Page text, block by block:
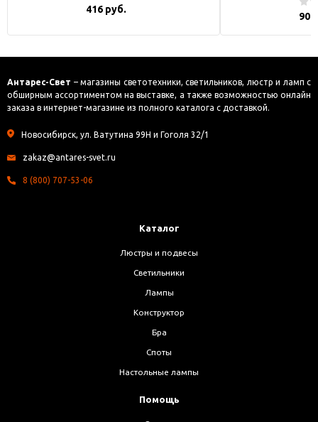
416 руб.
Антарес-Свет – магазины светотехники, светильников, люстр и ламп с
обширным ассортиментом на выставке, а также возможностью онлайн
заказа в интернет-магазине из полного каталога с доставкой.
Новосибирск, ул. Ватутина 99Н и Гоголя 32/1
zakaz@antares-svet.ru
8 (800) 707-53-06
Каталог
Люстры и подвесы
Светильники
Лампы
Конструктор
Бра
Споты
Настольные лампы
Помощь